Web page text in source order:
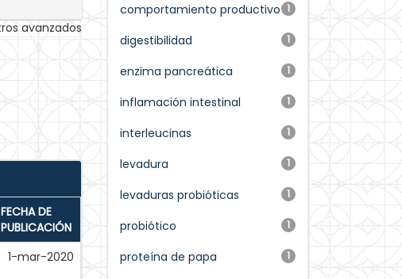
avanzados
FECHA DE
PUBLICACIÓN
1-mar-2020
1
comportamiento productivo
1
digestibilidad
1
enzima pancreática
1
inflamación intestinal
1
interleucinas
1
levadura
1
levaduras probióticas
1
probiótico
1
proteína de papa